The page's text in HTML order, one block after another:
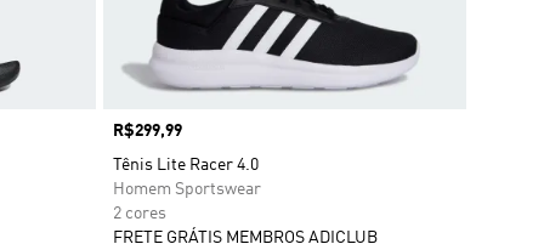
Preço
R$299,99
Tênis Lite Racer 4.0
Homem Sportswear
2 cores
FRETE GRÁTIS MEMBROS ADICLUB